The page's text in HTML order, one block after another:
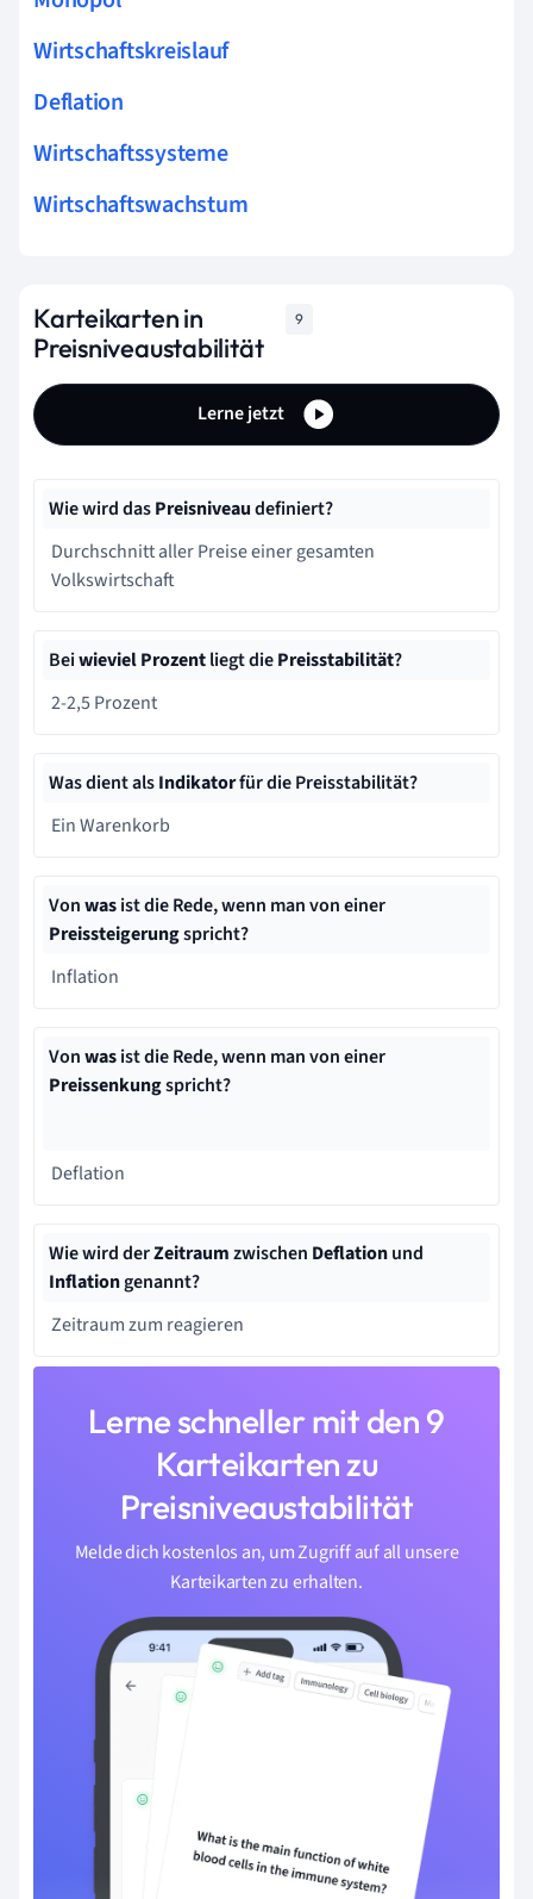
Wirtschaftskreislauf
Deflation
Wirtschaftssysteme
Wirtschaftswachstum
Karteikarten in
Preisniveaustabilität
9
Lerne jetzt
Wie wird dasPreisniveaudefiniert?
Durchschnitt aller Preise einer gesamten
Volkswirtschaft
Beiwieviel Prozentliegt diePreisstabilität?
2-2,5 Prozent
Was dient alsIndikatorfür die Preisstabilität?
Ein Warenkorb
Vonwasist die Rede, wenn man von einer
Preissteigerungspricht?
Inflation
Vonwasist die Rede, wenn man von einer
Preissenkungspricht?
Deflation
Wie wird derZeitraumzwischen Deflationund
Inflationgenannt?
Zeitraum zum reagieren
Lerne schneller mit den 9
Karteikarten zu
Preisniveaustabilität
Melde dich kostenlos an, um Zugriff auf all unsere
Karteikarten zu erhalten.